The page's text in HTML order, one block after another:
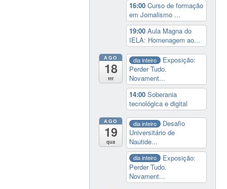
16:00Curso de formação
em Jornalismo ...
19:00Aula Magna do
IELA: Homenagem ao...
AGO
18
ter
dia inteiro
Exposição:
Perder Tudo.
Novament...
14:00Soberania
tecnológica e digital
AGO
19
qua
dia inteiro
Desafio
Universitário de
Nautide...
dia inteiro
Exposição:
Perder Tudo.
Novament...